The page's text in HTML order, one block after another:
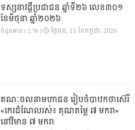
ទស្សនាវដ្ដីប្រជាជន ឆ្នាំទី២៦ លេខ៣០១
ខែមិថុនា ឆ្នាំ២០២៦
ចំនួនអាន ( 2.7k ) ថ្ងៃ​ពុធ, 15 ខែ​កក្កដា, 2026
គណៈចលនាមហាជន រៀបចំបាឋកថាស៊េរី
«កេរដំណែលរស់៖ គុណតម្លៃ ៧ មករា»
នៅវិមាន ៧ មករា